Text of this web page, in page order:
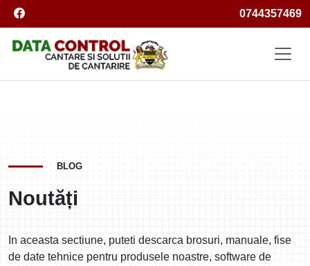
Facebook 0744357469
BLOG
Noutăți
In aceasta sectiune, puteti descarca brosuri, manuale, fise
de date tehnice pentru produsele noastre, software de